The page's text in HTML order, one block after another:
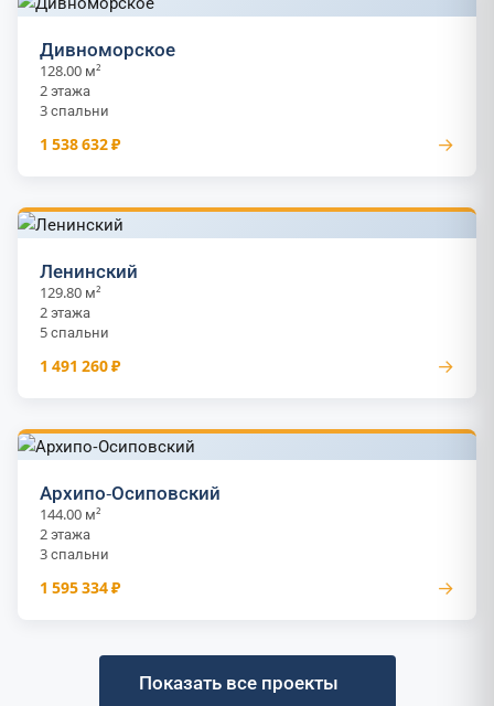
Дивноморское
128.00 м²
2 этажа
3 спальни
1 538 632 ₽ →
Ленинский
129.80 м²
2 этажа
5 спальни
1 491 260 ₽ →
Архипо-Осиповский
144.00 м²
2 этажа
3 спальни
1 595 334 ₽ →
Показать все проекты